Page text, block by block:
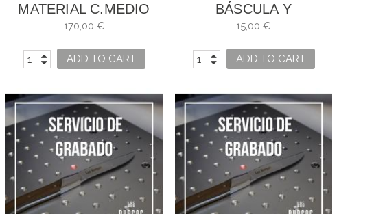
MATERIAL C.MEDIO
COCINA NOCTURNO
170,00 €
ADD TO CART
BÁSCULA Y
TERMÓMETRO
15,00 €
ADD TO CART